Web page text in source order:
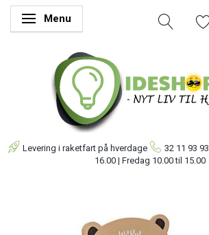
Skifte navigation
Menu
Levering i raketfart på hverdage 32 11 93 93
16.00 | Fredag 10.00 til 15.00